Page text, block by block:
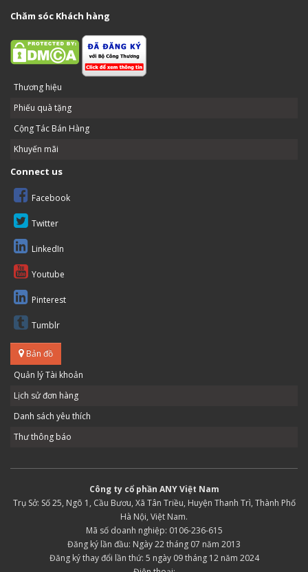
Chăm sóc Khách hàng
Thương hiệu
Phiếu quà tặng
Cộng Tác Bán Hàng
Khuyến mãi
Connect us
Facebook
Twitter
LinkedIn
Youtube
Pinterest
Tumblr
Bản đồ
Quản lý Tài khoản
Lịch sử đơn hàng
Danh sách yêu thích
Thư thông báo
Công ty cổ phần ANY Việt Nam
Trụ Sở: Số 25, Ngõ 1, Cầu Bươu, Xã Tân Triều, Huyện Thanh Trì, Thành Phố
Hà Nội, Việt Nam.
Mã số doanh nghiệp: 0106-236-615
Đăng ký lần đầu: Ngày 22 tháng 07 năm 2013
Đăng ký thay đổi lần thứ: 5 ngày 09 tháng 12 năm 2024